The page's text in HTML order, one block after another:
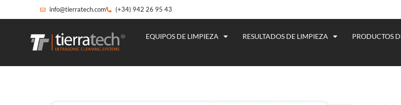
info@tierratech.com (+34) 942 26 95 43
EQUIPOS DE LIMPIEZA RESULTADOS DE LIMPIEZA PRODUCTOS